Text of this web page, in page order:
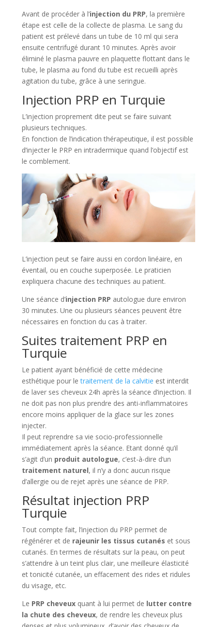
Avant de procéder à l’injection du PRP, la première
étape est celle de la collecte de plasma. Le sang du
patient est prélevé dans un tube de 10 ml qui sera
ensuite centrifugé durant 10 minutes. Après avoir
éliminé le plasma pauvre en plaquette flottant dans le
tube, le plasma au fond du tube est recueilli après
agitation du tube, grâce à une seringue.
Injection PRP en Turquie
L’injection proprement dite peut se faire suivant
plusieurs techniques.
En fonction de l’indication thérapeutique, il est possible
d’injecter le PRP en intradermique quand l’objectif est
le comblement.
L’injection peut se faire aussi en cordon linéaire, en
éventail, ou en couche superposée. Le praticien
expliquera chacune des techniques au patient.
Une séance d’injection PRP autologue dure environ
30 minutes. Une ou plusieurs séances peuvent être
nécessaires en fonction du cas à traiter.
Suites traitement PRP en
Turquie
Le patient ayant bénéficié de cette médecine
esthétique pour letraitement de la calvitie est interdit
de laver ses cheveux 24h après la séance d’injection. Il
ne doit pas non plus prendre des anti-inflammatoires
encore moins appliquer de la glace sur les zones
injecter.
Il peut reprendre sa vie socio-professionnelle
immédiatement après la séance. Etant donné qu’il
s’agit d’un produit autologue, c’est-à-dire d’un
traitement naturel, il n’y a donc aucun risque
d’allergie ou de rejet après une séance de PRP.
Résultat injection PRP
Turquie
Tout compte fait, l’injection du PRP permet de
régénérer et de rajeunir les tissus cutanés et sous
cutanés. En termes de résultats sur la peau, on peut
s’attendre à un teint plus clair, une meilleure élasticité
et tonicité cutanée, un effacement des rides et ridules
du visage, etc.
Le PRP cheveuxquant à lui permet de lutter contre
la chute des cheveux, de rendre les cheveux plus